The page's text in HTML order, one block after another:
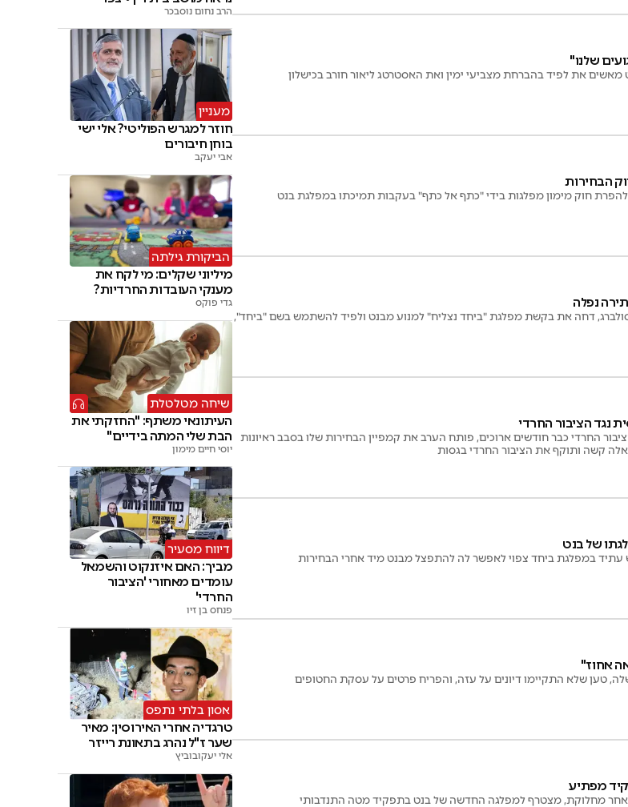
שלנו"
את לפיד בהברחת מצביעי ימין ואת האסטרטג ליאור חורב בכישלון
הבחירות
חוק מימון מפלגות בידי "כתף אל כתף" בעקבות תמיכתו במפלגת בנט
נפלה
דחה את בקשת מפלגת "ביחד נצליח" למנוע מבנט ולפיד להשתמש בשם "ביחד",
נגד הציבור החרדי
החרדי כבר חודשים ארוכים, פותח הערב את קמפיין הבחירות שלו בסבב ראיונות
קשה ותוקף את הציבור החרדי בגסות
של בנט
במפלגת ביחד צפוי לאפשר לה להתפצל מבנט מיד אחרי הבחירות
אחוז"
טען שלא התקיימו דיונים על עזה, והפריח פרטים על עסקת החטופים
מפתיע
מחלוקת, מצטרף למפלגה החדשה של בנט בתפקיד מטה התנדבותי
הרב נחום נוסבכר
מעניין
חוזר למגרש הפוליטי? אלי ישי
בוחן חיבורים
אבי יעקב
הביקורת גילתה
מיליוני שקלים: מי לקח את
מענקי העובדות החרדיות?
גדי פוקס
שיחה מטלטלת
העיתונאי משתף: "החזקתי את
הבת שלי המתה בידיים"
יוסי חיים מימון
דיווח מסעיר
מביך: האם איזנקוט והשמאל
עומדים מאחורי 'הציבור
החרדי'
פנחס בן זיו
אסון בלתי נתפס
טרגדיה אחרי האירוסין: מאיר
שער ז"ל נהרג בתאונת רייזר
אלי יעקובוביץ